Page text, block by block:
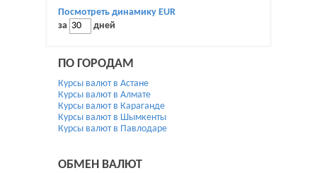
Посмотреть динамику EUR
за
дней
ПО ГОРОДАМ
Курсы валют в Астане
Курсы валют в Алмате
Курсы валют в Караганде
Курсы валют в Шымкенты
Курсы валют в Павлодаре
ОБМЕН ВАЛЮТ